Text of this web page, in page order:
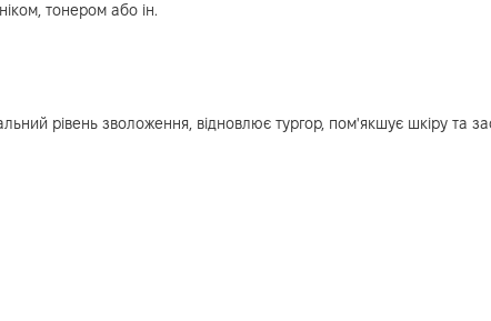
тонером або ін.
рівень зволоження, відновлює тургор, пом'якшує шкіру та